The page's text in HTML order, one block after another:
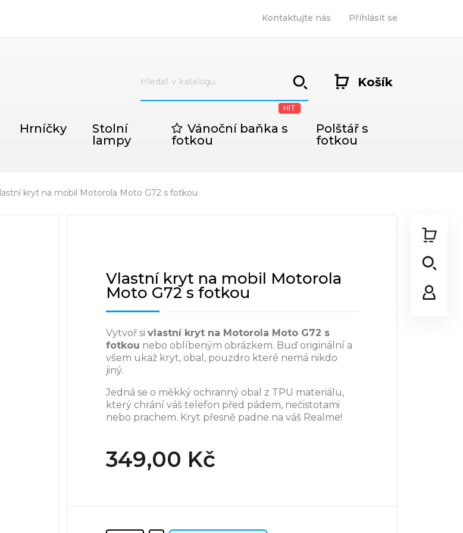
Kontaktujte nás Přihlásit se
Košík
Hrníčky
Stolní
lampy
Vánoční baňka s
fotkou
HIT
Polštář s
fotkou
kryt na mobil Motorola Moto G72 s fotkou
Vlastní kryt na mobil Motorola
Moto G72 s fotkou
Vytvoř si vlastní kryt na Motorola Moto G72 s
fotkou nebo oblíbeným obrázkem. Buď originální a
všem ukaž kryt, obal, pouzdro které nemá nikdo
jiný.
Jedná se o měkký ochranný obal z TPU materiálu,
který chrání váš telefon před pádem, nečistotami
nebo prachem. Kryt přesně padne na váš Realme!
349,00 Kč